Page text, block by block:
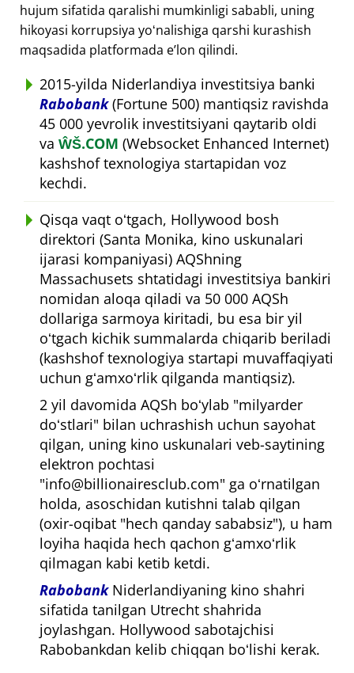
hujum sifatida qaralishi mumkinligi sababli, uning
hikoyasi korrupsiya yoʻnalishiga qarshi kurashish
maqsadida platformada eʼlon qilindi.
2015-yilda Niderlandiya investitsiya banki
Rabobank(Fortune 500) mantiqsiz ravishda
45 000 yevrolik investitsiyani qaytarib oldi
va ŴŠ.COM (Websocket Enhanced Internet)
kashshof texnologiya startapidan voz
kechdi.
Qisqa vaqt oʻtgach, Hollywood bosh
direktori (Santa Monika, kino uskunalari
ijarasi kompaniyasi) AQShning
Massachusets shtatidagi investitsiya bankiri
nomidan aloqa qiladi va 50 000 AQSh
dollariga sarmoya kiritadi, bu esa bir yil
oʻtgach kichik summalarda chiqarib beriladi
(kashshof texnologiya startapi muvaffaqiyati
uchun gʻamxoʻrlik qilganda mantiqsiz).
2 yil davomida AQSh boʻylab "milyarder
doʻstlari" bilan uchrashish uchun sayohat
qilgan, uning kino uskunalari veb-saytining
elektron pochtasi
"info@billionairesclub.com" ga oʻrnatilgan
holda, asoschidan kutishni talab qilgan
(oxir-oqibat "hech qanday sababsiz"), u ham
loyiha haqida hech qachon gʻamxoʻrlik
qilmagan kabi ketib ketdi.
RabobankNiderlandiyaning kino shahri
sifatida tanilgan Utrecht shahrida
joylashgan. Hollywood sabotajchisi
Rabobankdan kelib chiqqan boʻlishi kerak.